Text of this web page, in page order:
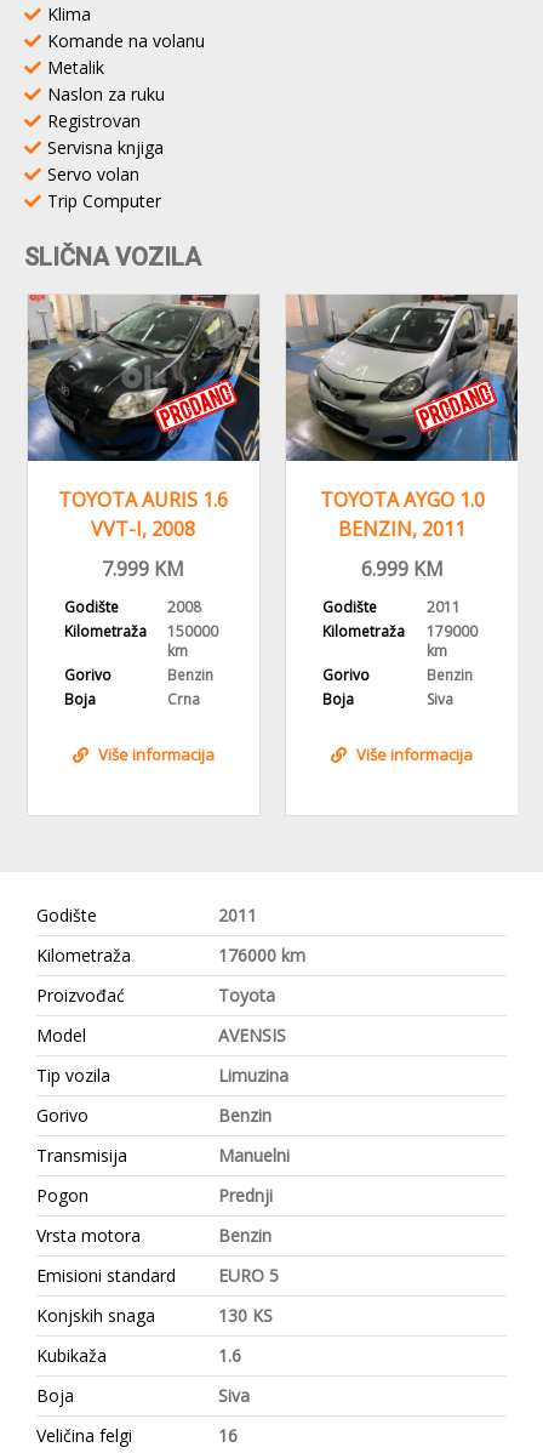
Klima
Komande na volanu
Metalik
Naslon za ruku
Registrovan
Servisna knjiga
Servo volan
Trip Computer
SLIČNA VOZILA
TOYOTA AURIS 1.6
VVT-I, 2008
GODINA,
7.999 KM
Godište
2008
Kilometraža
150000
km
Gorivo
Benzin
Boja
Crna
Više informacija
TOYOTA AYGO 1.0
BENZIN, 2011
GODINA
6.999KM
Godište
2011
Kilometraža
179000
km
Gorivo
Benzin
Boja
Siva
Više informacija
Godište
2011
Kilometraža
176000 km
Proizvođać
Toyota
Model
AVENSIS
Tip vozila
Limuzina
Gorivo
Benzin
Transmisija
Manuelni
Pogon
Prednji
Vrsta motora
Benzin
Emisioni standard
EURO 5
Konjskih snaga
130 KS
Kubikaža
1.6
Boja
Siva
Veličina felgi
16